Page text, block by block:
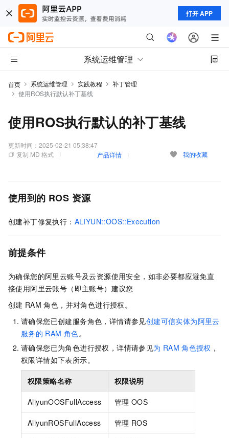
打开 APP
系统运维管理
首页 系统运维管理 实践教程
补丁管理
使用ROS执行默认补丁基线
使用ROS执行默认的补丁基线
更新时间： 2025-02-21 05:38:47
复制 MD 格式
产品详情 我的收藏
使用到的 ROS 资源
创建补丁修复执行： ALIYUN::OOS::Execution
前提条件
为确保您的阿里云账号及云资源使用安全，如非必要都应避免直
接使用阿里云账号（即主账号）建议您
创建 RAM 角色，并对角色进行授权。
请确保您已创建服务角色，详情请参见创建可信实体为阿里云
服务的 RAM 角色。
请确保您已为角色进行授权，详情请参见为 RAM 角色授权 ，
权限详情如下表所示。
权限策略名称 权限说明
AliyunOOSFullAccess 管理 OOS
AliyunROSFullAccess 管理 ROS